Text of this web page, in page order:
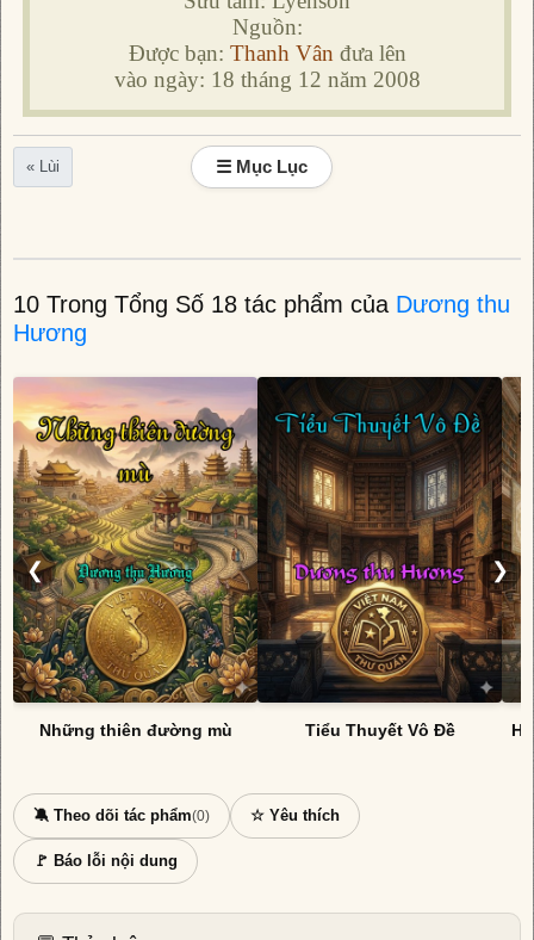
Nguồn:
Được bạn: Thanh Vân đưa lên
vào ngày: 18 tháng 12 năm 2008
« Lùi ☰ Mục Lục
10 Trong Tổng Số 18 tác phẩm của Dương thu
Hương
❮
Những thiên đường mù Tiểu Thuyết Vô Đề
❯
🔕 Theo dõi tác phẩm(0) ☆ Yêu thích
🚩 Báo lỗi nội dung